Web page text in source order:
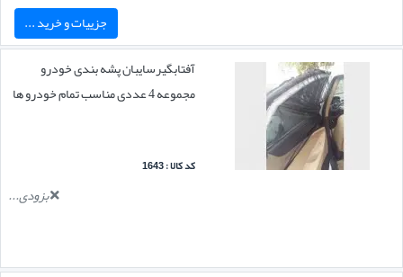
جزییات و خرید ...
آفتابگیرسایبان پشه بندی خودرو
مجموعه 4 عددی مناسب تمام خودرو ها
کد کالا : 1643
بزودی...